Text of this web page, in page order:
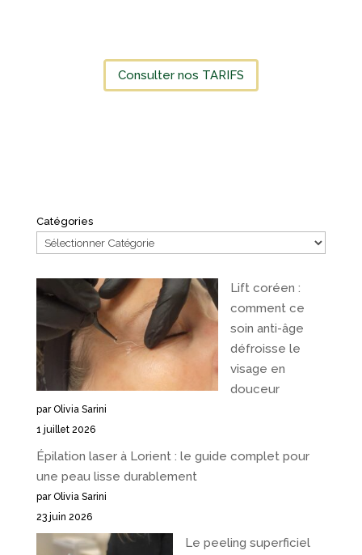
Consulter nos TARIFS
Catégories
Lift coréen :
comment ce
soin anti-âge
défroisse le
visage en
douceur
par Olivia Sarini
1 juillet 2026
Épilation laser à Lorient : le guide complet pour
une peau lisse durablement
par Olivia Sarini
23 juin 2026
Le peeling superficiel